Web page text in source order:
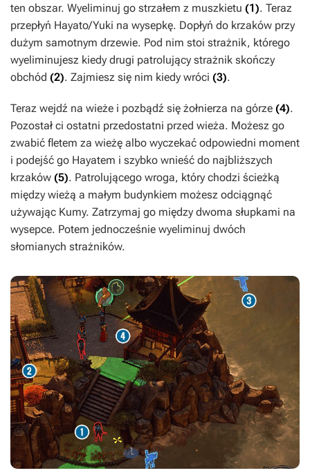
ten obszar. Wyeliminuj go strzałem z muszkietu (1). Teraz
przepłyń Hayato/Yuki na wysepkę. Dopłyń do krzaków przy
dużym samotnym drzewie. Pod nim stoi strażnik, którego
wyeliminujesz kiedy drugi patrolujący strażnik skończy
obchód (2). Zajmiesz się nim kiedy wróci (3).
Teraz wejdź na wieże i pozbądź się żołnierza na górze (4).
Pozostał ci ostatni przedostatni przed wieża. Możesz go
zwabić fletem za wieżę albo wyczekać odpowiedni moment
i podejść go Hayatem i szybko wnieść do najbliższych
krzaków (5). Patrolującego wroga, który chodzi ścieżką
między wieżą a małym budynkiem możesz odciągnąć
używając Kumy. Zatrzymaj go między dwoma słupkami na
wysepce. Potem jednocześnie wyeliminuj dwóch
słomianych strażników.